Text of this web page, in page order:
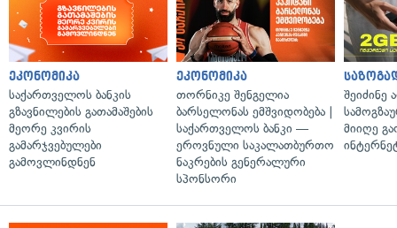
ეკონომიკა
საქართველოს ბანკის
გზავნილების გათამაშების
მეორე კვირის
გამარჯვებულები
გამოვლინდნენ
ეკონომიკა
თორნიკე შენგელია
ბარსელონას ემშვიდობება |
საქართველოს ბანკი —
ეროვნული საკალათბურთო
ნაკრების გენერალური
სპონსორი
შეიძინე
მიიღე